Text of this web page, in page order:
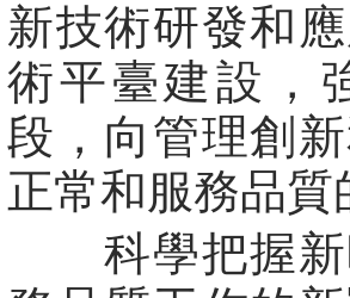
新技術研發和
術平臺建設，
段，向管理創
正常和服務品質
科學把握新